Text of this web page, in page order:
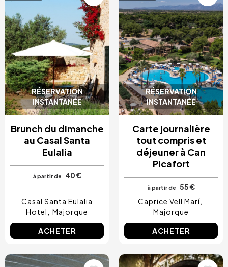
RÉSERVATION
INSTANTANÉE
Brunch du dimanche
au Casal Santa
Eulalia
à partir de 40 €
Casal Santa Eulalia
Hotel
Majorque
ACHETER
RÉSERVATION
INSTANTANÉE
Carte journalière
tout compris et
déjeuner à Can
Picafort
à partir de
55 €
Caprice Vell Marí
Majorque
ACHETER